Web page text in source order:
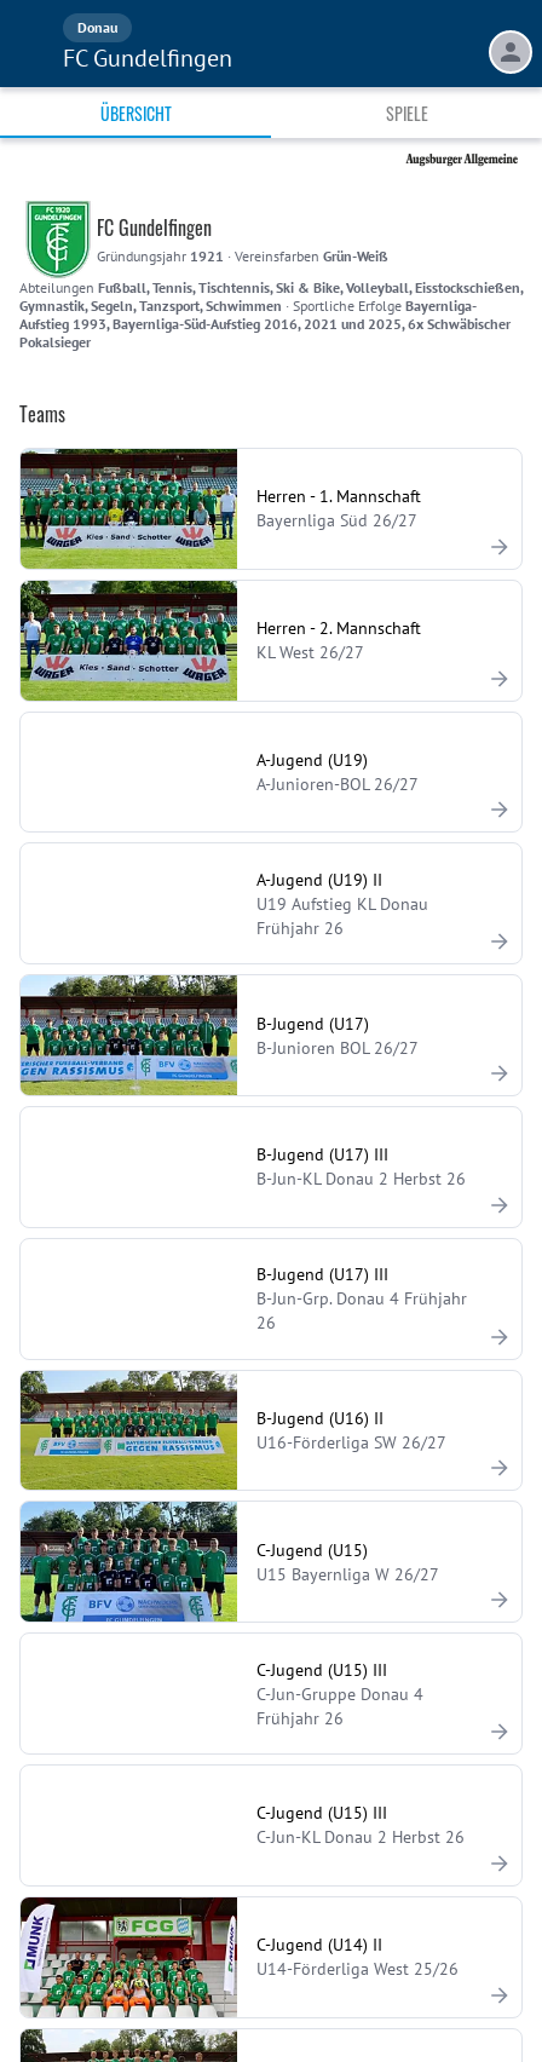
Donau
FC Gundelfingen
ÜBERSICHT SPIELE
FC Gundelfingen
Gründungsjahr 1921 · Vereinsfarben Grün-Weiß
Abteilungen Fußball, Tennis, Tischtennis, Ski & Bike, Volleyball, Eisstockschießen,
Gymnastik, Segeln, Tanzsport, Schwimmen · Sportliche Erfolge Bayernliga-
Aufstieg 1993, Bayernliga-Süd-Aufstieg 2016, 2021 und 2025, 6x Schwäbischer
Pokalsieger
Teams
Herren - 1. Mannschaft
Bayernliga Süd 26/27
Herren - 2. Mannschaft
KL West 26/27
A-Jugend (U19)
A-Junioren-BOL 26/27
A-Jugend (U19) II
U19 Aufstieg KL Donau
Frühjahr 26
B-Jugend (U17)
B-Junioren BOL 26/27
B-Jugend (U17) III
B-Jun-KL Donau 2 Herbst 26
B-Jugend (U17) III
B-Jun-Grp. Donau 4 Frühjahr
26
B-Jugend (U16) II
U16-Förderliga SW 26/27
C-Jugend (U15)
U15 Bayernliga W 26/27
C-Jugend (U15) III
C-Jun-Gruppe Donau 4
Frühjahr 26
C-Jugend (U15) III
C-Jun-KL Donau 2 Herbst 26
C-Jugend (U14) II
U14-Förderliga West 25/26